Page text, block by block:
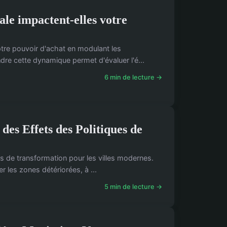
impactent-elles votre
pouvoir d'achat en modulant les
cette dynamique permet d'évaluer l'é...
6 min de lecture →
Effets des Politiques de
de transformation pour les villes modernes.
les zones détériorées, à ...
5 min de lecture →